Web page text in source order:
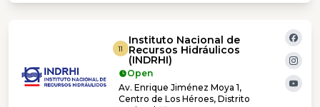
11
Instituto Nacional de
Recursos Hidráulicos
(INDRHI)
Open
Av. Enrique Jiménez Moya 1,
Centro de Los Héroes, Distrito